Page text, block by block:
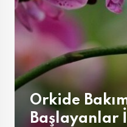
Orkide
Başlayanlar